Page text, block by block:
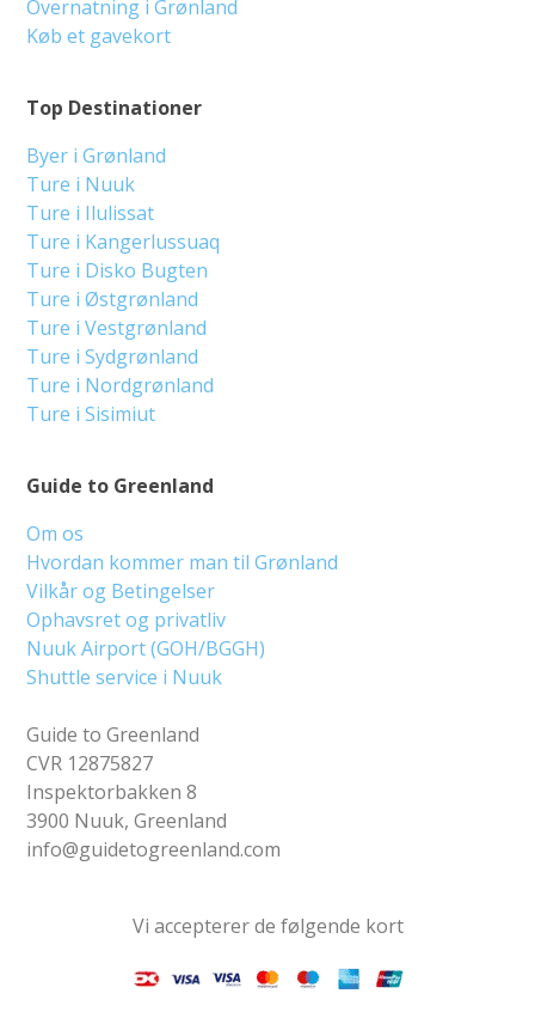
Guide to Greenland
Om os
Hvordan kommer man til Grønland
Vilkår og Betingelser
Ophavsret og privatliv
Nuuk Airport (GOH/BGGH)
Shuttle service i Nuuk
Guide to Greenland
CVR 12875827
Inspektorbakken 8
3900 Nuuk, Greenland
info@guidetogreenland.com
Top Destinationer
Byer i Grønland
Ture i Nuuk
Ture i Ilulissat
Ture i Kangerlussuaq
Ture i Disko Bugten
Ture i Østgrønland
Ture i Vestgrønland
Ture i Sydgrønland
Ture i Nordgrønland
Ture i Sisimiut
Overnatning i Grønland
Køb et gavekort
Vi accepterer de følgende kort